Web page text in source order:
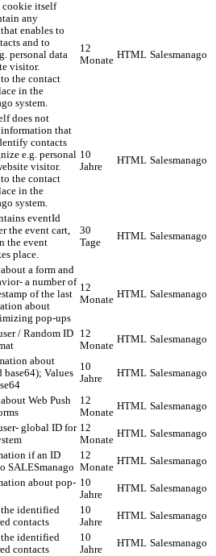
cookie itself
any
enables to
and to
personal data
visitor.
the contact
in the
system.
12
Monate HTML Salesmanago
does not
that
contacts
e.g. personal
visitor.
the contact
in the
system.
10
Jahre
HTML Salesmanago
eventId
the event cart,
the event
place.
30
Tage
HTML Salesmanago
a form and
a number of
of the last
about
pop-ups
12
Monate HTML Salesmanago
/ Random ID
12
Monate
HTML Salesmanago
about
base64); Values
10
Jahre
HTML Salesmanago
Web Push
12
Monate
HTML Salesmanago
global ID for 12
Monate
HTML Salesmanago
if an ID
SALESmanago
12
Monate
HTML Salesmanago
about pop- 10
Jahre
HTML Salesmanago
identified
contacts
10
Jahre
HTML Salesmanago
identified
contacts
10
Jahre
HTML Salesmanago